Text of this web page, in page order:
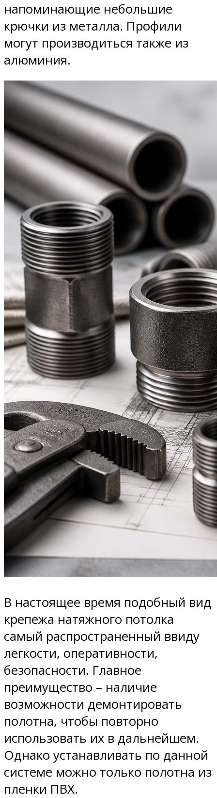
напоминающие небольшие
крючки из металла. Профили
могут производиться также из
алюминия.
В настоящее время подобный вид
крепежа натяжного потолка
самый распространенный ввиду
легкости, оперативности,
безопасности. Главное
преимущество – наличие
возможности демонтировать
полотна, чтобы повторно
использовать их в дальнейшем.
Однако устанавливать по данной
системе можно только полотна из
пленки ПВХ.